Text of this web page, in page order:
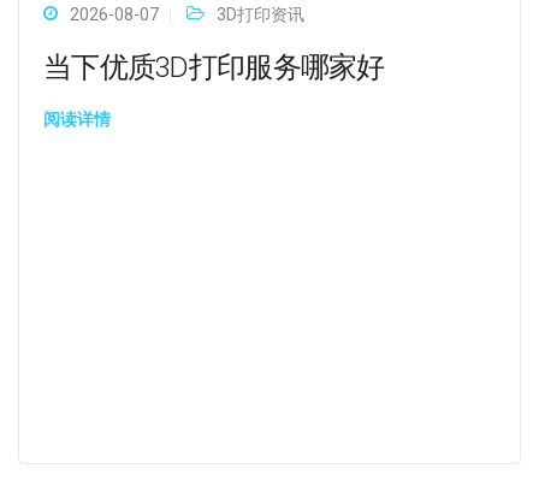
2026-08-07 3D打印资讯
当下优质3D打印服务哪家好
阅读详情